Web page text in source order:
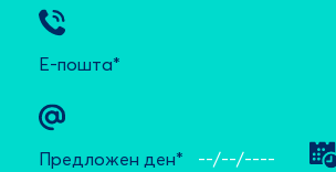
Е-пошта*
Предложен ден*